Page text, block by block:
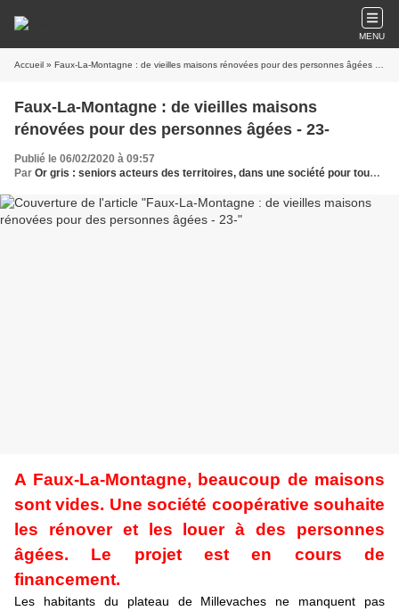
MENU
Accueil » Faux-La-Montagne : de vieilles maisons rénovées pour des personnes âgées - 23-
Faux-La-Montagne : de vieilles maisons
rénovées pour des personnes âgées - 23-
Publié le 06/02/2020 à 09:57
Par Or gris : seniors acteurs des territoires, dans une société pour tous les âges
A Faux-La-Montagne, beaucoup de maisons
sont vides. Une société coopérative souhaite
les rénover et les louer à des personnes
âgées. Le projet est en cours de
financement.
Les habitants du plateau de Millevaches ne manquent pas